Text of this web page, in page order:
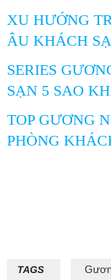
XU HƯỚNG
ÂU KHÁCH
SERIES
SẠN 5 SAO
TOP GƯƠNG
PHÒNG
TAGS